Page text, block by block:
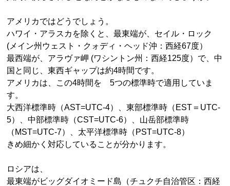
アメリカではどうでしょう。
ハワイ・アラスカを除くと、最東端が、セイル・ロック
(メイン州ウェスト・クォディ・ヘッド沖：西経67度）
最西端が、アラヴァ岬 (ワシントン州：西経125度）で、中
国と同じ、東西ギャップは約4時間です。
アメリカは、この4時間を 5つの標準時で適用していま
す。
大西洋標準時（AST=UTC-4）、東部標準時（EST＝UTC-
5）、中部標準時（CST=UTC-6）、山岳部標準時
（MST=UTC-7）、太平洋標準時（PST=UTC-8）
きめ細かく対応していることが分かります。
ロシアは、
最東端がビッグダイオミード島（チュクチ自治管区：西経